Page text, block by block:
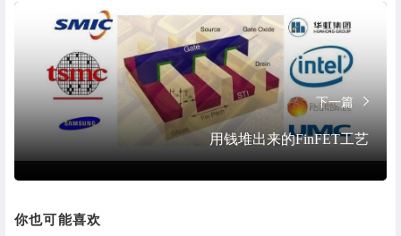
下一篇
用钱堆出来的FinFET工艺
你也可能喜欢